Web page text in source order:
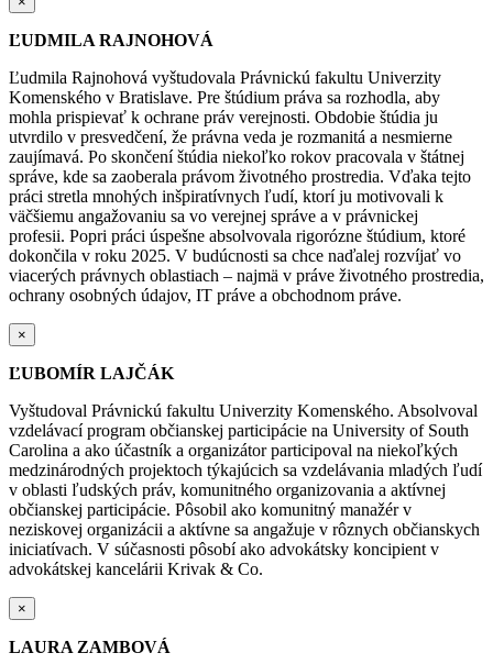
ĽUDMILA RAJNOHOVÁ
Ľudmila Rajnohová vyštudovala Právnickú fakultu Univerzity
Komenského v Bratislave. Pre štúdium práva sa rozhodla, aby
mohla prispievať k ochrane práv verejnosti. Obdobie štúdia ju
utvrdilo v presvedčení, že právna veda je rozmanitá a nesmierne
zaujímavá. Po skončení štúdia niekoľko rokov pracovala v štátnej
správe, kde sa zaoberala právom životného prostredia. Vďaka tejto
práci stretla mnohých inšpiratívnych ľudí, ktorí ju motivovali k
väčšiemu angažovaniu sa vo verejnej správe a v právnickej
profesii. Popri práci úspešne absolvovala rigorózne štúdium, ktoré
dokončila v roku 2025. V budúcnosti sa chce naďalej rozvíjať vo
viacerých právnych oblastiach – najmä v práve životného prostredia,
ochrany osobných údajov, IT práve a obchodnom práve.
×
ĽUBOMÍR LAJČÁK
Vyštudoval Právnickú fakultu Univerzity Komenského. Absolvoval
vzdelávací program občianskej participácie na University of South
Carolina a ako účastník a organizátor participoval na niekoľkých
medzinárodných projektoch týkajúcich sa vzdelávania mladých ľudí
v oblasti ľudských práv, komunitného organizovania a aktívnej
občianskej participácie. Pôsobil ako komunitný manažér v
neziskovej organizácii a aktívne sa angažuje v rôznych občianskych
iniciatívach. V súčasnosti pôsobí ako advokátsky koncipient v
advokátskej kancelárii Krivak & Co.
×
LAURA ZAMBOVÁ